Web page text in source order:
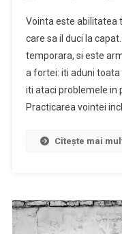
Vointa este abilitatea
care sa il duci la
temporara, si este
a fortei: iti aduni
iti ataci problemele in
Practicarea vointei
Citește mai